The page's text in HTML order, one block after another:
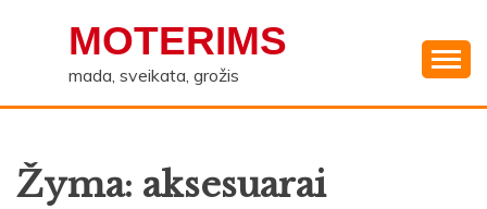
MOTERIMS
mada, sveikata, grožis
Žyma: aksesuarai